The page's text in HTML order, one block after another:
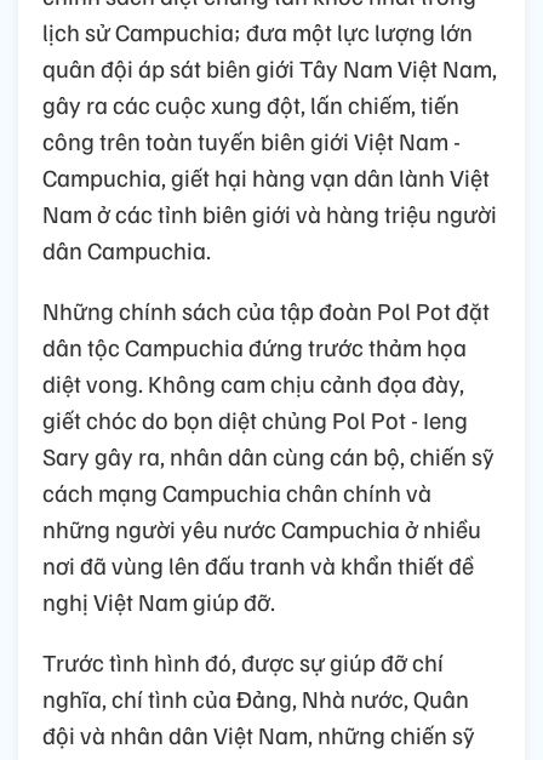
lịch sử Campuchia; đưa một lực lượng lớn
quân đội áp sát biên giới Tây Nam Việt Nam,
gây ra các cuộc xung đột, lấn chiếm, tiến
công trên toàn tuyến biên giới Việt Nam -
Campuchia, giết hại hàng vạn dân lành Việt
Nam ở các tỉnh biên giới và hàng triệu người
dân Campuchia.
Những chính sách của tập đoàn Pol Pot đặt
dân tộc Campuchia đứng trước thảm họa
diệt vong. Không cam chịu cảnh đọa đày,
giết chóc do bọn diệt chủng Pol Pot - Ieng
Sary gây ra, nhân dân cùng cán bộ, chiến sỹ
cách mạng Campuchia chân chính và
những người yêu nước Campuchia ở nhiều
nơi đã vùng lên đấu tranh và khẩn thiết đề
nghị Việt Nam giúp đỡ.
Trước tình hình đó, được sự giúp đỡ chí
nghĩa, chí tình của Đảng, Nhà nước, Quân
đội và nhân dân Việt Nam, những chiến sỹ